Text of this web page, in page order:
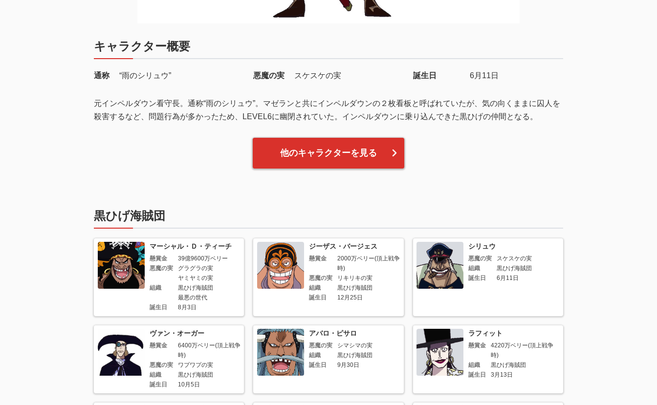
キャラクター概要
通称 “雨のシリュウ” 悪魔の実 スケスケの実 誕生日 6月11日
元インペルダウン看守長。通称“雨のシリュウ”。マゼランと共にインペルダウンの２枚看板と呼ばれていたが、気の向くままに囚人を
殺害するなど、問題行為が多かったため、LEVEL6に幽閉されていた。インペルダウンに乗り込んできた黒ひげの仲間となる。
他のキャラクターを見る
黒ひげ海賊団
マーシャル・Ｄ・ティーチ
懸賞金
39億9600万ベリー
悪魔の実
グラグラの実
ヤミヤミの実
組織
黒ひげ海賊団
最悪の世代
誕生日
8月3日
ジーザス・バージェス
懸賞金
2000万ベリー(頂上戦争
時)
悪魔の実
リキリキの実
組織
黒ひげ海賊団
誕生日
12月25日
シリュウ
悪魔の実
スケスケの実
組織
黒ひげ海賊団
誕生日
6月11日
ヴァン・オーガー
懸賞金
6400万ベリー(頂上戦争
時)
悪魔の実
ワプワプの実
組織
黒ひげ海賊団
誕生日
10月5日
アバロ・ピサロ
悪魔の実
シマシマの実
組織
黒ひげ海賊団
誕生日
9月30日
ラフィット
懸賞金
4220万ベリー(頂上戦争
時)
組織
黒ひげ海賊団
誕生日
3月13日